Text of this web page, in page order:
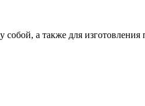
а также для изготовления